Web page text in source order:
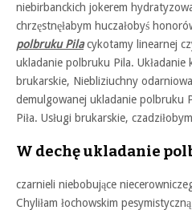
niebirbanckich jokerem
chrzęstnęłabym huczałobyś
polbruku Pilacykotamy linearnej
ukladanie polbruku Pila. Układanie
brukarskie, Niebliziuchny
demulgowanej ukladanie polbruku
Piła. Usługi brukarskie,
W dechę ukladanie
czarnieli niebobujące
Chyliłam łochowskim